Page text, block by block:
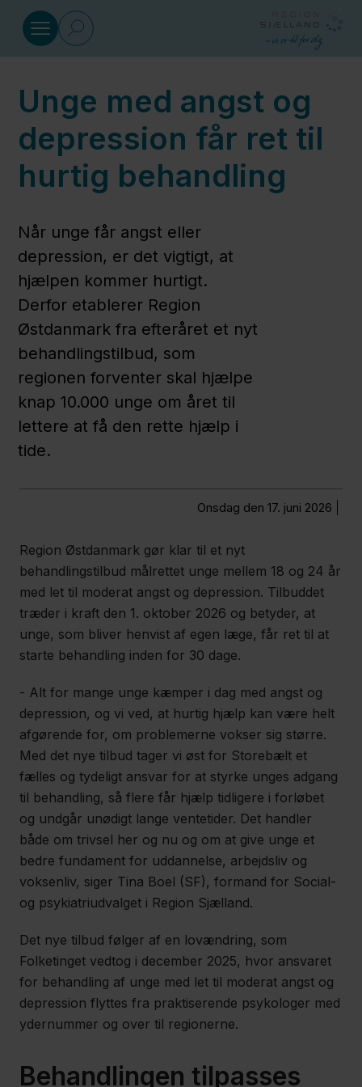
Sundhed
Social
og
miljø
Regional
Udvikling
Politik
Job og
uddannelse
Fagfolk
Nyheder
Presse
Om
Kontakt
Unge med angst og
depression får ret til
hurtig behandling
Når unge får angst eller
depression, er det vigtigt, at
hjælpen kommer hurtigt.
Derfor etablerer Region
Østdanmark fra efteråret et nyt
behandlingstilbud, som
regionen forventer skal hjælpe
knap 10.000 unge om året til
lettere at få den rette hjælp i
tide.
onsdag den 17. juni 2026
Region Østdanmark gør klar til et nyt
behandlingstilbud målrettet unge mellem 18 og 24 år
med let til moderat angst og depression. Tilbuddet
træder i kraft den 1. oktober 2026 og betyder, at
unge, som bliver henvist af egen læge, får ret til at
starte behandling inden for 30 dage.
- Alt for mange unge kæmper i dag med angst og
depression, og vi ved, at hurtig hjælp kan være helt
afgørende for, om problemerne vokser sig større.
Med det nye tilbud tager vi øst for Storebælt et
fælles og tydeligt ansvar for at styrke unges adgang
til behandling, så flere får hjælp tidligere i forløbet
og undgår unødigt lange ventetider. Det handler
både om trivsel her og nu og om at give unge et
bedre fundament for uddannelse, arbejdsliv og
voksenliv, siger Tina Boel (SF), formand for Social-
og psykiatriudvalget i Region Sjælland.
Det nye tilbud følger af en lovændring, som
Folketinget vedtog i december 2025, hvor ansvaret
for behandling af unge med let til moderat angst og
depression flyttes fra praktiserende psykologer med
ydernummer og over til regionerne.
Behandlingen tilpasses